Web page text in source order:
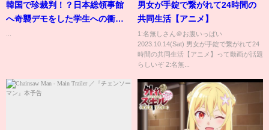
韓国で珍裁判！？日本総領事館
へ奇襲デモをした学生への衝撃
男女が手錠で繋がれて24時間の
共同生活【アニメ】
1:名無しさん＠お腹いっぱい
2023.10.14(Sat) 男女が手錠で繋がれて24
時間の共同生活【アニメ】って動画が話題
らしいぞ 2:名無...